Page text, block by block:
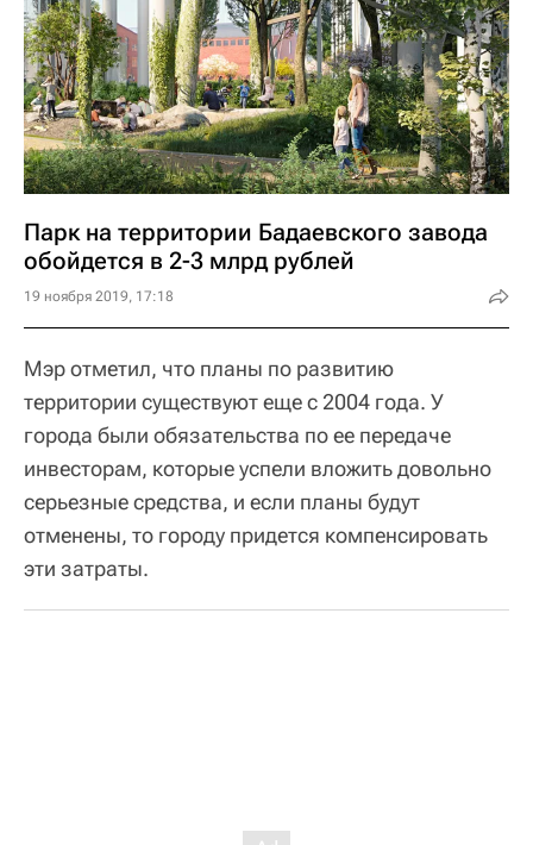
Парк на территории Бадаевского завода
обойдется в 2-3 млрд рублей
19 ноября 2019, 17:18
Мэр отметил, что планы по развитию
территории существуют еще с 2004 года. У
города были обязательства по ее передаче
инвесторам, которые успели вложить довольно
серьезные средства, и если планы будут
отменены, то городу придется компенсировать
эти затраты.